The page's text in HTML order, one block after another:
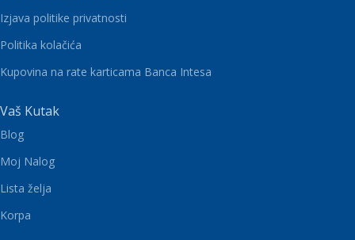
Izjava politike privatnosti
Politika kolačića
Kupovina na rate karticama Banca Intesa
Vaš Kutak
Blog
Moj Nalog
Lista želja
Korpa